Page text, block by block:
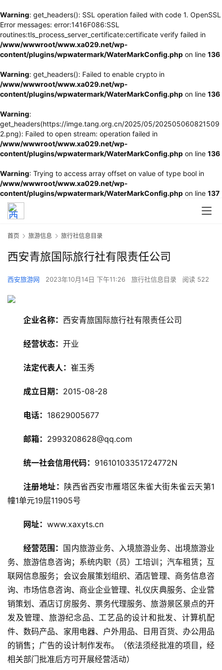
Warning: get_headers(): SSL operation failed with code 1. OpenSSL
Error messages: error:1416F086:SSL
routines:tls_process_server_certificate:certificate verify failed in
/www/wwwroot/www.xa029.net/wp-
content/plugins/wpwatermark/WaterMarkConfig.php on line 136
Warning: get_headers(): Failed to enable crypto in
/www/wwwroot/www.xa029.net/wp-
content/plugins/wpwatermark/WaterMarkConfig.php on line 136
Warning:
get_headers(https://imge.tang.org.cn/2025/05/202505060821509
2.png): Failed to open stream: operation failed in
/www/wwwroot/www.xa029.net/wp-
content/plugins/wpwatermark/WaterMarkConfig.php on line 136
Warning: Trying to access array offset on value of type bool in
/www/wwwroot/www.xa029.net/wp-
content/plugins/wpwatermark/WaterMarkConfig.php on line 137
略
产
热
门
景
点
旅
首页 旅游信息 旅行社信息目录
西安青旅国际旅行社有限责任公司
西安旅游网 2023年10月14日 下午11:26 旅行社信息目录 阅读 522
企业名称： 西安青旅国际旅行社有限责任公司
经营状态： 开业
法定代表人： 崔玉秀
成立日期： 2015-08-28
电话： 18629005677
邮箱： 2993208628@qq.com
统一社会信用代码： 91610103351724772N
注册地址： 陕西省西安市雁塔区朱雀大街朱雀云天第1
幢1单元19层11905号
网址： www.xaxyts.cn
经营范围： 国内旅游业务、入境旅游业务、出境旅游业
务、旅游信息咨询；系统内职（员）工培训；汽车租赁；互
联网信息服务；会议会展策划组织、酒店管理、商务信息咨
询、市场信息咨询、商业企业管理、礼仪庆典服务、企业营
销策划、酒店订房服务、票务代理服务、旅游景区景点的开
发及管理、旅游纪念品、工艺品的设计和批发、计算机配
件、数码产品、家用电器、户外用品、日用百货、办公用品
的销售；广告的设计制作发布。（依法须经批准的项目，经
相关部门批准后方可开展经营活动）